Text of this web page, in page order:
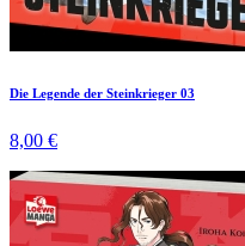
Die Legende der Steinkrieger 03
8,00 €